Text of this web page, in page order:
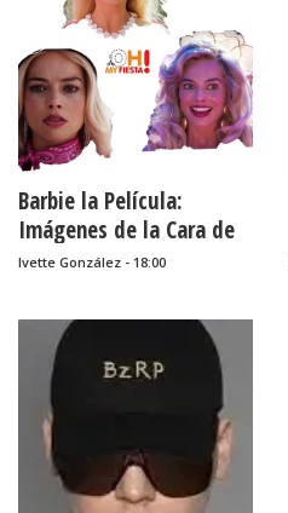
Barbie la Película:
Imágenes de la Cara de
Barbie que Puedes usar
Ivette González - 18:00